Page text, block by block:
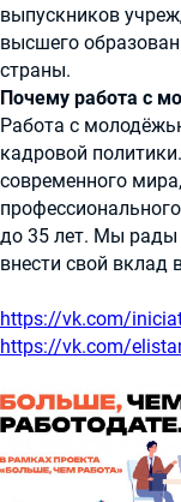
выпускников
высшего
страны.
Почему работа с
Работа с
кадровой
современного
до 35 лет. Мы рады
внести свой вклад
https://vk.com/
https://vk.com/